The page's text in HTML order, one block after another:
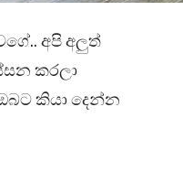
අපි අලුත්
කරලා
කියා දෙන්න